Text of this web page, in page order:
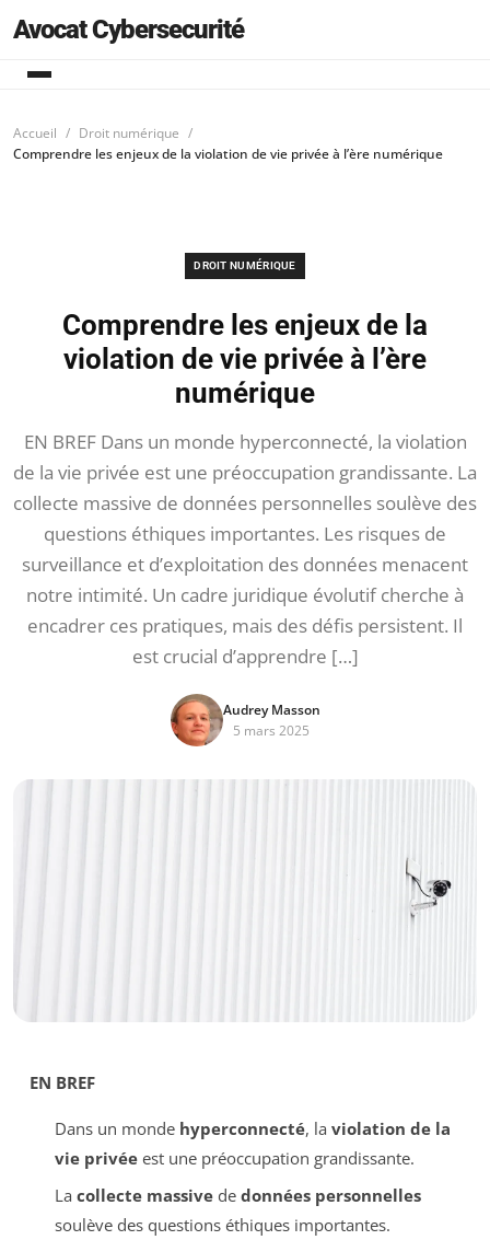
Avocat Cybersecurité
Accueil
Droit numérique
Comprendre les enjeux de la violation de vie privée à l’ère numérique
DROIT NUMÉRIQUE
Comprendre les enjeux de la
violation de vie privée à l’ère
numérique
EN BREF Dans un monde hyperconnecté, la violation
de la vie privée est une préoccupation grandissante. La
collecte massive de données personnelles soulève des
questions éthiques importantes. Les risques de
surveillance et d’exploitation des données menacent
notre intimité. Un cadre juridique évolutif cherche à
encadrer ces pratiques, mais des défis persistent. Il
est crucial d’apprendre […]
Audrey Masson
5 mars 2025
EN BREF
Dans un monde hyperconnecté, la violation de la
vie privéeest une préoccupation grandissante.
La collecte massivede données personnelles
soulève des questions éthiques importantes.